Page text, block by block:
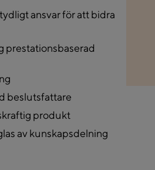
ansvar för att bidra
prestationsbaserad
beslutsfattare
produkt
av kunskapsdelning